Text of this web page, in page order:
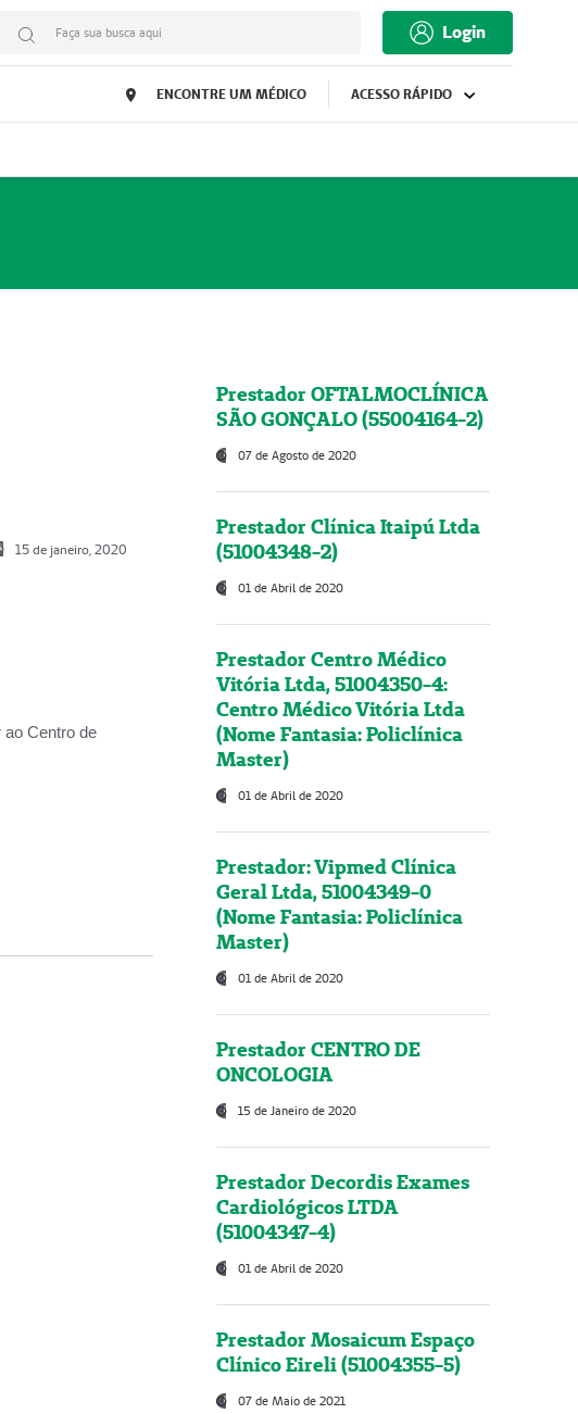
Faça sua busca aqui Login
ENCONTRE UM MÉDICO ACESSO RÁPIDO
15 de janeiro, 2020
Centro de
Prestador OFTALMOCLÍNICA
SÃO GONÇALO (55004164-2)
07 de Agosto de 2020
Prestador Clínica Itaipú Ltda
(51004348-2)
01 de Abril de 2020
Prestador Centro Médico
Vitória Ltda, 51004350-4:
Centro Médico Vitória Ltda
(Nome Fantasia: Policlínica
Master)
01 de Abril de 2020
Prestador: Vipmed Clínica
Geral Ltda, 51004349-0
(Nome Fantasia: Policlínica
Master)
01 de Abril de 2020
Prestador CENTRO DE
ONCOLOGIA
15 de Janeiro de 2020
Prestador Decordis Exames
Cardiológicos LTDA
(51004347-4)
01 de Abril de 2020
Prestador Mosaicum Espaço
Clínico Eireli (51004355-5)
07 de Maio de 2021